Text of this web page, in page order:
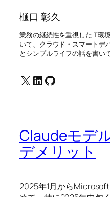
樋口 彰久
業務の継続性を重視したIT環
いて、クラウド・スマートデ
とシンプルライフの話を書い
X LinkedIn
GitHub
Claudeモデ
デメリット
2025年1月から